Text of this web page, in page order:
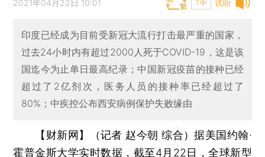
试听
2021年04月22日 10:01 T中
印度已经成为目前受新冠大流行打击最严重的国家，
过去24小时内有超过2000人死于COVID-19，这是该
国迄今为止单日最高纪录；中国新冠疫苗的接种已经
超过了2亿剂次，医务人员的接种率已经超过了
80%；中疾控公布西安病例保护失败缘由
【财新网】（记者 赵今朝 综合）据美国约翰·
霍普金斯大学实时数据，截至4月22日，全球新型